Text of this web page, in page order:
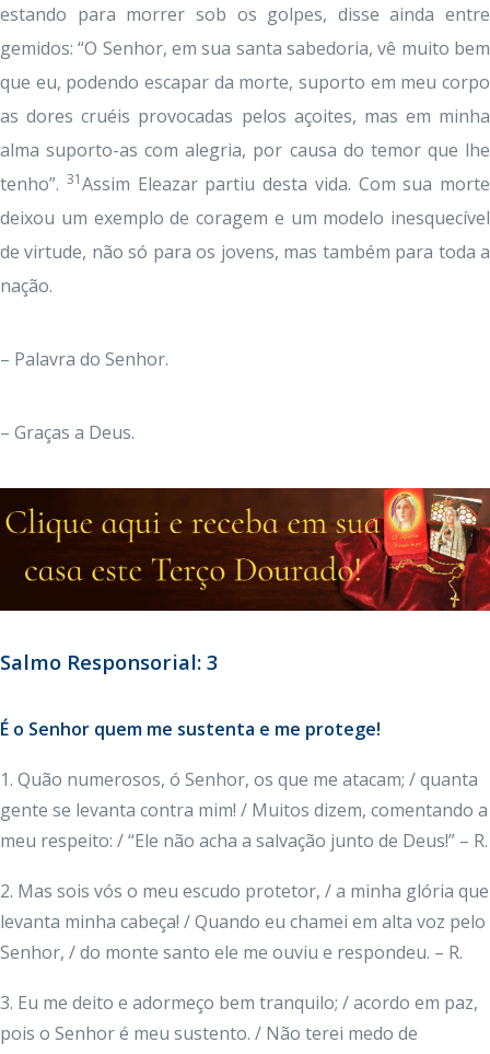
estando para morrer sob os golpes, disse ainda entre
gemidos: “O Senhor, em sua santa sabedoria, vê muito bem
que eu, podendo escapar da morte, suporto em meu corpo
as dores cruéis provocadas pelos açoites, mas em minha
alma suporto-as com alegria, por causa do temor que lhe
tenho”. 31Assim Eleazar partiu desta vida. Com sua morte
deixou um exemplo de coragem e um modelo inesquecível
de virtude, não só para os jovens, mas também para toda a
nação.
– Palavra do Senhor.
– Graças a Deus.
Salmo Responsorial: 3
É o Senhor quem me sustenta e me protege!
1. Quão numerosos, ó Senhor, os que me atacam; / quanta
gente se levanta contra mim! / Muitos dizem, comentando a
meu respeito: / “Ele não acha a salvação junto de Deus!” – R.
2. Mas sois vós o meu escudo protetor, / a minha glória que
levanta minha cabeça! / Quando eu chamei em alta voz pelo
Senhor, / do monte santo ele me ouviu e respondeu. – R.
3. Eu me deito e adormeço bem tranquilo; / acordo em paz,
pois o Senhor é meu sustento. / Não terei medo de